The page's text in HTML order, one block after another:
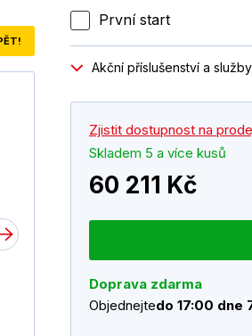
První start
Akční příslušenství a služby
Zjistit dostupnost na
Skladem 5 a více kusů
60 211 Kč
Doprava zdarma
Objednejtedo 17:00 dne